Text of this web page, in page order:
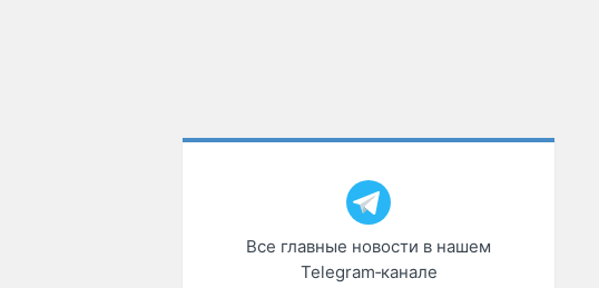
Все главные новости в нашем
Telegram‑канале